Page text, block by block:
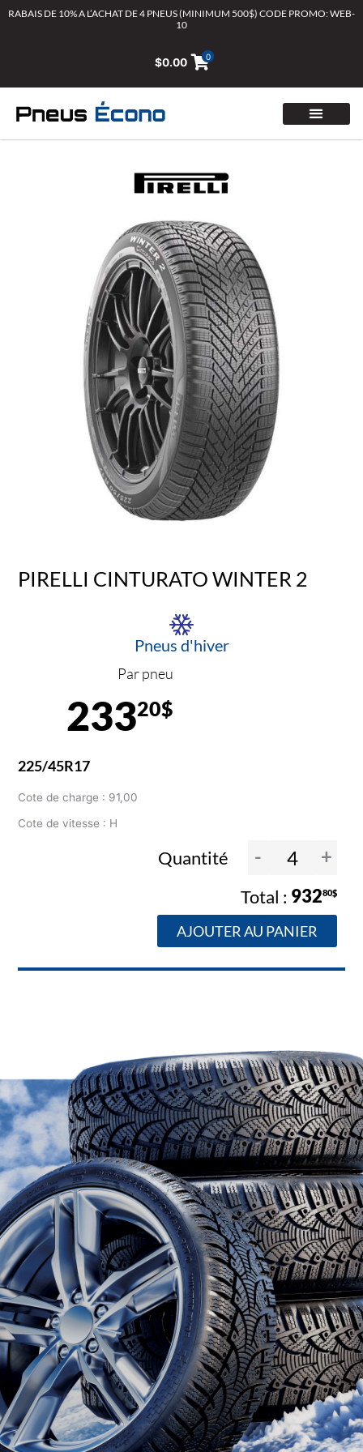
AllerRABAIS DE 10% A L’ACHAT DE 4 PNEUS (MINIMUM 500$) CODE PROMO: WEB-
10
$0.00 0
PIRELLI CINTURATO WINTER 2
Pneus d'hiver
Par pneu
23320$
225/45R17
Cote de charge : 91,00
Cote de vitesse : H
Quantité - +
93280$
AJOUTER AU PANIER